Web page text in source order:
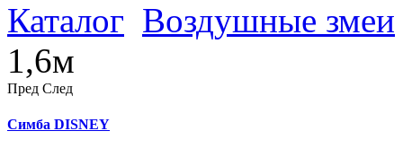
Каталог Воздушные змеи
1,6м
Пред След
Симба DISNEY